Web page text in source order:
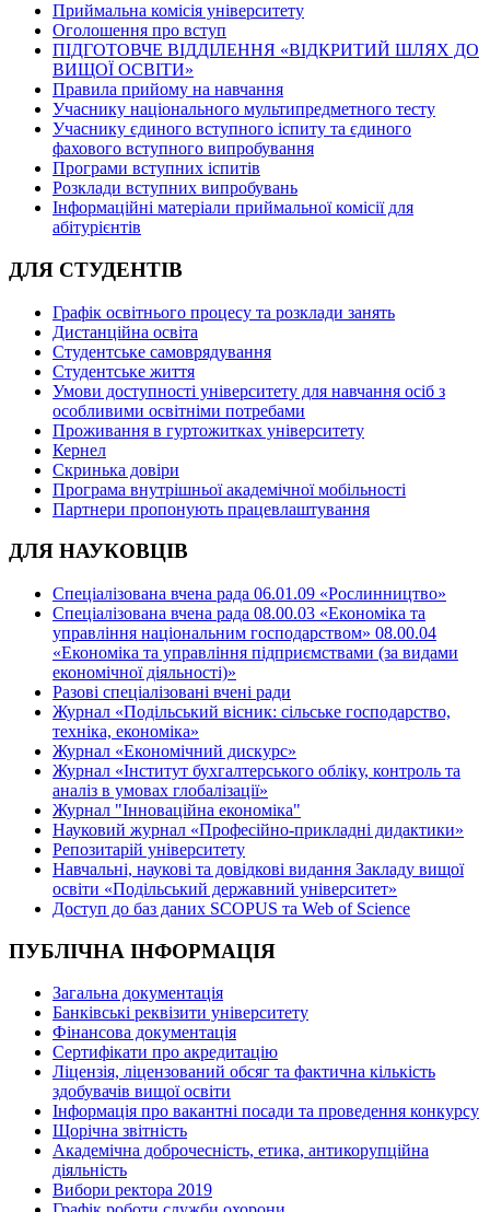
Приймальна комісія університету
Оголошення про вступ
ПІДГОТОВЧЕ ВІДДІЛЕННЯ «ВІДКРИТИЙ ШЛЯХ ДО
ВИЩОЇ ОСВІТИ»
Правила прийому на навчання
Учаснику національного мультипредметного тесту
Учаснику єдиного вступного іспиту та єдиного
фахового вступного випробування
Програми вступних іспитів
Розклади вступних випробувань
Інформаційні матеріали приймальної комісії для
абітурієнтів
ДЛЯ СТУДЕНТІВ
Графік освітнього процесу та розклади занять
Дистанційна освіта
Студентське самоврядування
Студентське життя
Умови доступності університету для навчання осіб з
особливими освітніми потребами
Проживання в гуртожитках університету
Кернел
Скринька довіри
Програма внутрішньої академічної мобільності
Партнери пропонують працевлаштування
ДЛЯ НАУКОВЦІВ
Спеціалізована вчена рада 06.01.09 «Рослинництво»
Спеціалізована вчена рада 08.00.03 «Економіка та
управління національним господарством» 08.00.04
«Економіка та управління підприємствами (за видами
економічної діяльності)»
Разові спеціалізовані вчені ради
Журнал «Подільський вісник: сільське господарство,
техніка, економіка»
Журнал «Економічний дискурс»
Журнал «Інститут бухгалтерського обліку, контроль та
аналіз в умовах глобалізації»
Журнал "Інноваційна економіка"
Науковий журнал «Професійно-прикладні дидактики»
Репозитарій університету
Навчальні, наукові та довідкові видання Закладу вищої
освіти «Подільський державний університет»
Доступ до баз даних SCOPUS та Web of Science
ПУБЛІЧНА ІНФОРМАЦІЯ
Загальна документація
Банківські реквізити університету
Фінансова документація
Сертифікати про акредитацію
Ліцензія, ліцензований обсяг та фактична кількість
здобувачів вищої освіти
Інформація про вакантні посади та проведення конкурсу
Щорічна звітність
Академічна доброчесність, етика, антикорупційна
діяльність
Вибори ректора 2019